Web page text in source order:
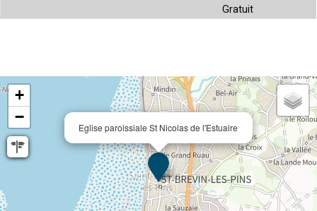
Gratuit
Eglise paroissiale St Nicolas de l'Estuaire
+
−